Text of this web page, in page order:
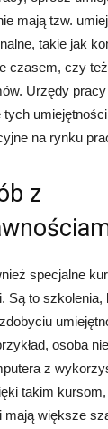
mają tzw.
takie jak
czasem, czy
Urzędy
tych
na rynku
z
specjalne
Są to
osoba
z
takim
mają większe